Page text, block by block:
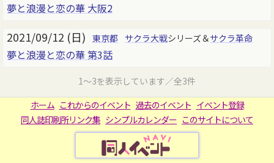
夢と浪漫と恋の華 大阪2
2021/09/12 (日) 東京都 サクラ大戦シリーズ＆サクラ革命
夢と浪漫と恋の華 第3話
1～3を表示しています／全3件
ホーム これからのイベント 過去のイベント イベント登録
同人誌印刷所リンク集 シンプルカレンダー このサイトについて